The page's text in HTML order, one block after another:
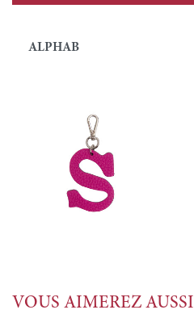
ALPHAB
VOUS AIMEREZ AUSSI